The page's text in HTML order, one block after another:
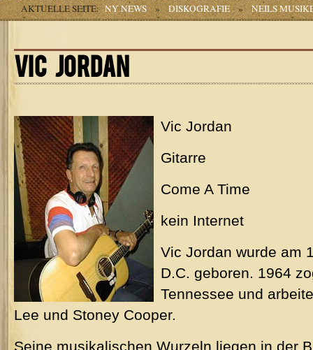
AKTUELLE SEITE: NY NEWS » DISKOGRAFIE » NEILS
VIC JORDAN
Vic Jordan
Gitarre
Come A Time
kein Internet
Vic Jordan wurde am
D.C. geboren. 1964
Tennessee und
Lee und Stoney Cooper.
Seine musikalischen Wurzeln liegen in der